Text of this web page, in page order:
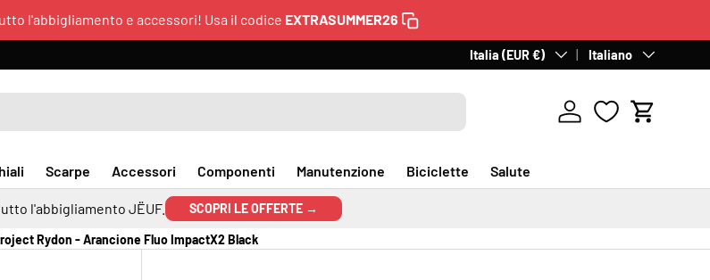
l'abbigliamento e accessori! Usa il codice EXTRASUMMER26
60 giorni per il reso . Gratuito in Italia.
Paese/Regione
Italia (EUR €) LinguaItaliano
Accedi Carrello
Scarpe Accessori Componenti Manutenzione Biciclette Salute
l'abbigliamento JËUF. SCOPRI LE OFFERTE →
Rydon - Arancione Fluo ImpactX2 Black